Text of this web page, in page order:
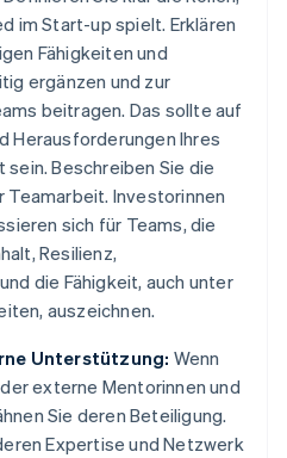
im Start-up spielt. Erklären
Fähigkeiten und
ergänzen und zur
beitragen. Das sollte auf
Herausforderungen Ihres
Beschreiben Sie die
Investorinnen
sich für Teams, die
Resilienz,
die Fähigkeit, auch unter
auszeichnen.
Unterstützung: Wenn
externe Mentorinnen und
Sie deren Beteiligung.
Expertise und Netzwerk